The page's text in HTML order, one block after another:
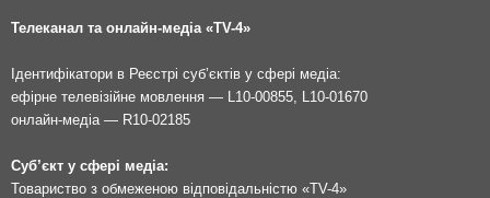
Телеканал та онлайн-медіа «TV-4»
Ідентифікатори в Реєстрі суб’єктів у сфері медіа:
ефірне телевізійне мовлення — L10-00855, L10-01670
онлайн-медіа — R10-02185
Суб’єкт у сфері медіа:
Товариство з обмеженою відповідальністю «TV-4»